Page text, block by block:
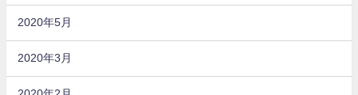
2020年5月
2020年3月